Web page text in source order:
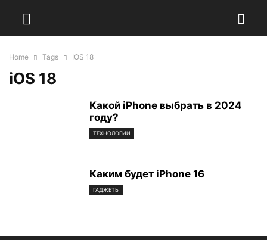
Home Tags IOS 18
iOS 18
Какой iPhone выбрать в 2024
году?
ТЕХНОЛОГИИ
Каким будет iPhone 16
ГАДЖЕТЫ